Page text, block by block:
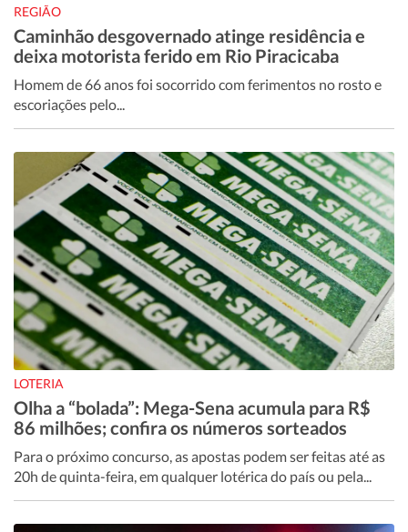
REGIÃO
Caminhão desgovernado atinge residência e
deixa motorista ferido em Rio Piracicaba
Homem de 66 anos foi socorrido com ferimentos no rosto e
escoriações pelo...
LOTERIA
Olha a “bolada”: Mega-Sena acumula para R$
86 milhões; confira os números sorteados
Para o próximo concurso, as apostas podem ser feitas até as
20h de quinta-feira, em qualquer lotérica do país ou pela...